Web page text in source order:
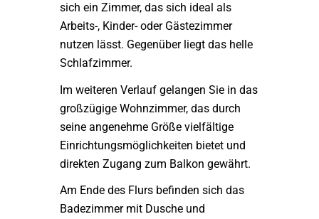
sich ein Zimmer, das sich ideal als
Arbeits-, Kinder- oder Gästezimmer
nutzen lässt. Gegenüber liegt das helle
Schlafzimmer.
Im weiteren Verlauf gelangen Sie in das
großzügige Wohnzimmer, das durch
seine angenehme Größe vielfältige
Einrichtungsmöglichkeiten bietet und
direkten Zugang zum Balkon gewährt.
Am Ende des Flurs befinden sich das
Badezimmer mit Dusche und